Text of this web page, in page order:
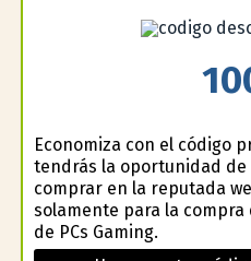
Economiza con el código
tendrás la oportunidad de
comprar en la reputada
solamente para la
de PCs Gaming.